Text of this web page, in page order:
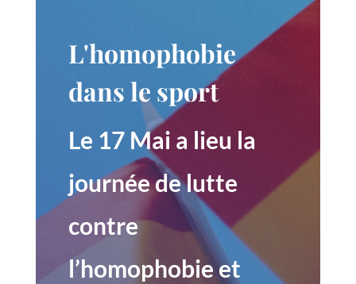
L'homophobie
dans le sport
Le 17 Mai a lieu la
journée de lutte
contre
l’homophobie et